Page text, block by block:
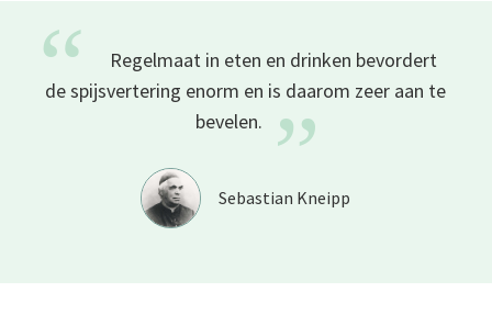
“
Regelmaat in eten en drinken bevordert
de spijsvertering enorm en is daarom zeer aan te
bevelen.
”
Sebastian Kneipp